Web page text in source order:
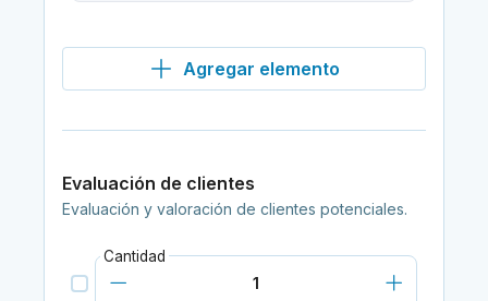
Agregar elemento
Evaluación de clientes
Evaluación y valoración de clientes potenciales.
Cantidad